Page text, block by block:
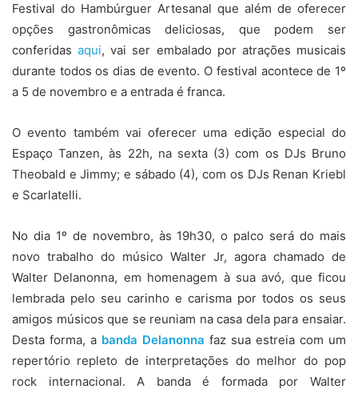
Festival do Hambúrguer Artesanal que além de oferecer
opções gastronômicas deliciosas, que podem ser
conferidasaqui, vai ser embalado por atrações musicais
durante todos os dias de evento. O festival acontece de 1º
a 5 de novembro e a entrada é franca.
O evento também vai oferecer uma edição especial do
Espaço Tanzen, às 22h, na sexta (3) com os DJs Bruno
Theobald e Jimmy; e sábado (4), com os DJs Renan Kriebl
e Scarlatelli.
No dia 1º de novembro, às 19h30, o palco será do mais
novo trabalho do músico Walter Jr, agora chamado de
Walter Delanonna, em homenagem à sua avó, que ficou
lembrada pelo seu carinho e carisma por todos os seus
amigos músicos que se reuniam na casa dela para ensaiar.
Desta forma, a banda Delanonna faz sua estreia com um
repertório repleto de interpretações do melhor do pop
rock internacional. A banda é formada por Walter